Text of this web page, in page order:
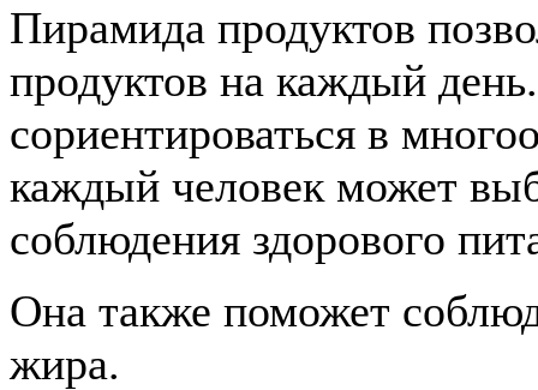
Пирамида продуктов
продуктов на каждый
сориентироваться в
каждый человек может
соблюдения здорового
Она также поможет
жира.